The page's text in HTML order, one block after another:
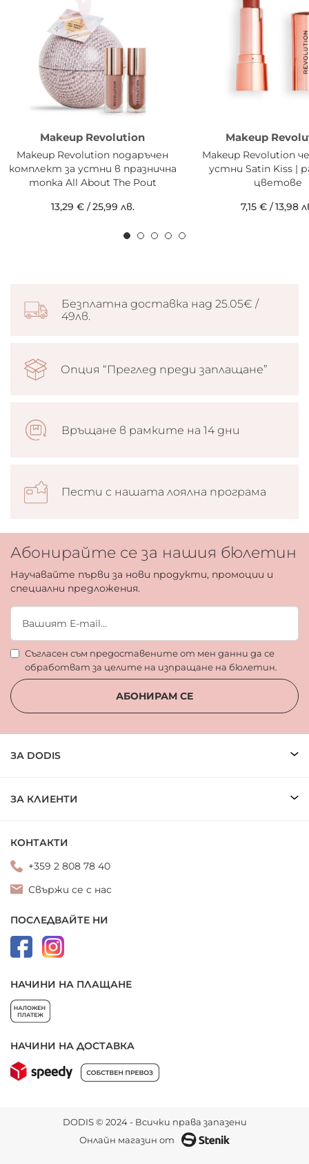
Makeup Revolution
Makeup Revolution подаръчен
комплект за устни в празнична
топка All About The Pout
13,29 €/25,99 лв.
Makeup
Makeup Revolution
устни Satin Kiss |
цветове
7,15 € /13,98
Безплатна доставка над 25.05€ /
49лв.
Опция “Преглед преди заплащане”
Връщане в рамките на 14 дни
Пести с нашата лоялна програма
Абонирайте се за нашия бюлетин
Научавайте първи за нови продукти, промоции и
специални предложения.
Съгласен съм предоставените от мен данни да се
обработват за целите на изпращане на бюлетин.
АБОНИРАМ СЕ
ЗА DODIS
ЗА КЛИЕНТИ
КОНТАКТИ
+359 2 808 78 40
Свържи се с нас
ПОСЛЕДВАЙТЕ НИ
НАЧИНИ НА ПЛАЩАНЕ
НАЧИНИ НА ДОСТАВКА
DODIS © 2024 - Всички права запазени
Онлайн магазин от